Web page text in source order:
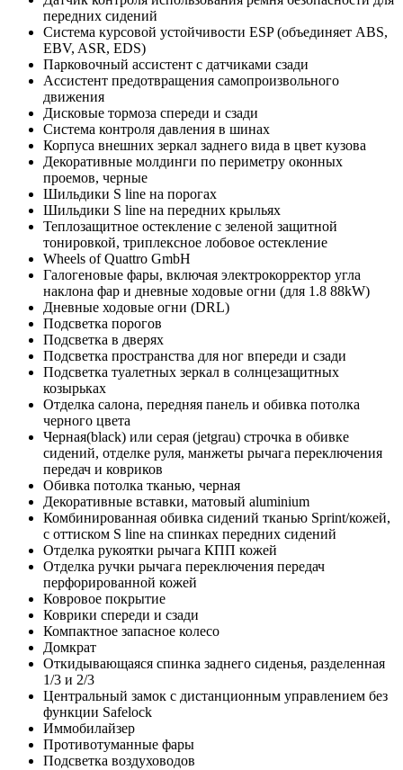
передних сидений
Система курсовой устойчивости ESP (объединяет ABS,
EBV, ASR, EDS)
Парковочный ассистент с датчиками сзади
Ассистент предотвращения самопроизвольного
движения
Дисковые тормоза спереди и сзади
Система контроля давления в шинах
Корпуса внешних зеркал заднего вида в цвет кузова
Декоративные молдинги по периметру оконных
проемов, черные
Шильдики S line на порогах
Шильдики S line на передних крыльях
Теплозащитное остекление с зеленой защитной
тонировкой, триплексное лобовое остекление
Wheels of Quattro GmbH
Галогеновые фары, включая электрокорректор угла
наклона фар и дневные ходовые огни (для 1.8 88kW)
Дневные ходовые огни (DRL)
Подсветка порогов
Подсветка в дверях
Подсветка пространства для ног впереди и сзади
Подсветка туалетных зеркал в солнцезащитных
козырьках
Отделка салона, передняя панель и обивка потолка
черного цвета
Черная(black) или серая (jetgrau) строчка в обивке
сидений, отделке руля, манжеты рычага переключения
передач и ковриков
Обивка потолка тканью, черная
Декоративные вставки, матовый aluminium
Комбинированная обивка сидений тканью Sprint/кожей,
с оттиском S line на спинках передних сидений
Отделка рукоятки рычага КПП кожей
Отделка ручки рычага переключения передач
перфорированной кожей
Ковровое покрытие
Коврики спереди и сзади
Компактное запасное колесо
Домкрат
Откидывающаяся спинка заднего сиденья, разделенная
1/3 и 2/3
Центральный замок с дистанционным управлением без
функции Safelock
Иммобилайзер
Противотуманные фары
Подсветка воздуховодов